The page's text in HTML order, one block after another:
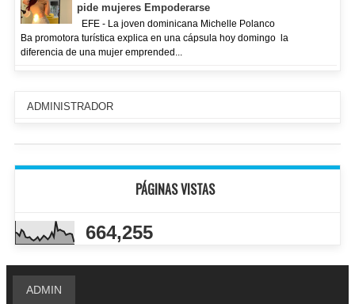
pide mujeres Empoderarse
EFE - La joven dominicana Michelle Polanco
Ba promotora turística explica en una cápsula hoy domingo la
diferencia de una mujer emprended...
ADMINISTRADOR
PÁGINAS VISTAS
664,255
ADMIN